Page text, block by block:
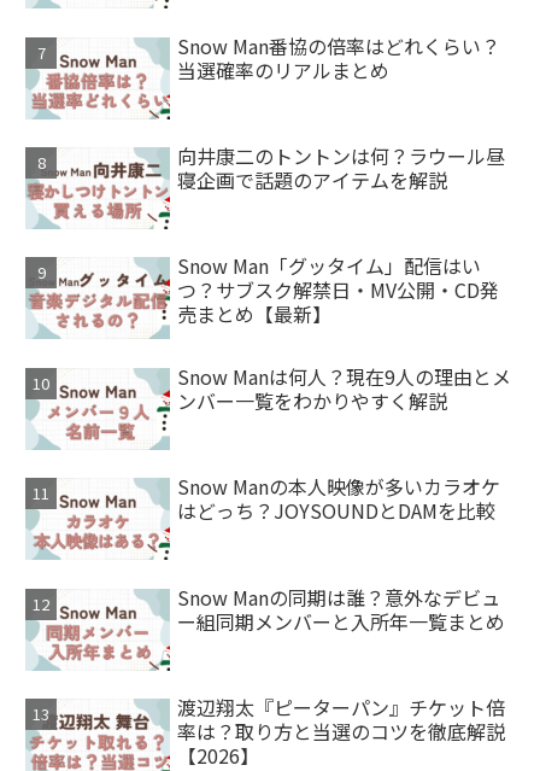
Snow Man番協の倍率はどれくらい？
当選確率のリアルまとめ
向井康二のトントンは何？ラウール昼
寝企画で話題のアイテムを解説
Snow Man「グッタイム」配信はい
つ？サブスク解禁日・MV公開・CD発
売まとめ【最新】
Snow Manは何人？現在9人の理由とメ
ンバー一覧をわかりやすく解説
Snow Manの本人映像が多いカラオケ
はどっち？JOYSOUNDとDAMを比較
Snow Manの同期は誰？意外なデビュ
ー組同期メンバーと入所年一覧まとめ
渡辺翔太『ピーターパン』チケット倍
率は？取り方と当選のコツを徹底解説
【2026】